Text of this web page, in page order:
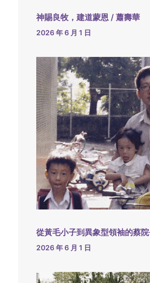
神賜良牧，建道蒙恩 / 蕭壽華
2026 年 6 月 1 日
從黃毛小子到異象型領袖的蔡
2026 年 6 月 1 日